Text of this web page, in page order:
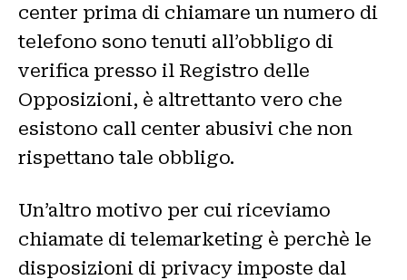
center prima di chiamare un numero di
telefono sono tenuti all’obbligo di
verifica presso il Registro delle
Opposizioni, è altrettanto vero che
esistono call center abusivi che non
rispettano tale obbligo.
Un’altro motivo per cui riceviamo
chiamate di telemarketing è perchè le
disposizioni di privacy imposte dal